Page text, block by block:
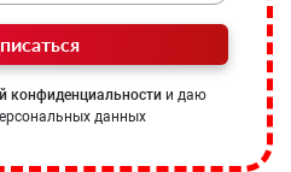
конфиденциальности и даю
данных